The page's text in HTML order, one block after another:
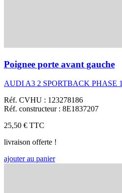
Poignee porte avant gauche
AUDI A3 2 SPORTBACK PHASE 1
Réf. CVHU : 123278186
Réf. constructeur : 8E1837207
25,50 € TTC
livraison offerte !
ajouter au panier